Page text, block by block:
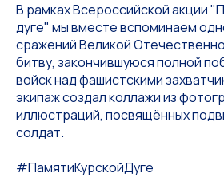
В рамках Всероссийской акции
дуге" мы вместе вспоминаем
сражений Великой
битву, закончившуюся полной
войск над фашистскими
экипаж создал коллажи из
иллюстраций, посвящённых
солдат.
#ПамятиКурскойДуге